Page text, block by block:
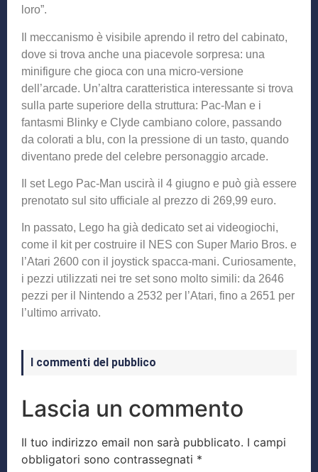
loro”.
Il meccanismo è visibile aprendo il retro del cabinato,
dove si trova anche una piacevole sorpresa: una
minifigure che gioca con una micro-versione
dell’arcade. Un’altra caratteristica interessante si trova
sulla parte superiore della struttura: Pac-Man e i
fantasmi Blinky e Clyde cambiano colore, passando
da colorati a blu, con la pressione di un tasto, quando
diventano prede del celebre personaggio arcade.
Il set Lego Pac-Man uscirà il 4 giugno e può già essere
prenotato sul sito ufficiale al prezzo di 269,99 euro.
In passato, Lego ha già dedicato set ai videogiochi,
come il kit per costruire il NES con Super Mario Bros. e
l’Atari 2600 con il joystick spacca-mani. Curiosamente,
i pezzi utilizzati nei tre set sono molto simili: da 2646
pezzi per il Nintendo a 2532 per l’Atari, fino a 2651 per
l’ultimo arrivato.
I commenti del pubblico
Lascia un commento
Il tuo indirizzo email non sarà pubblicato. I campi
obbligatori sono contrassegnati *